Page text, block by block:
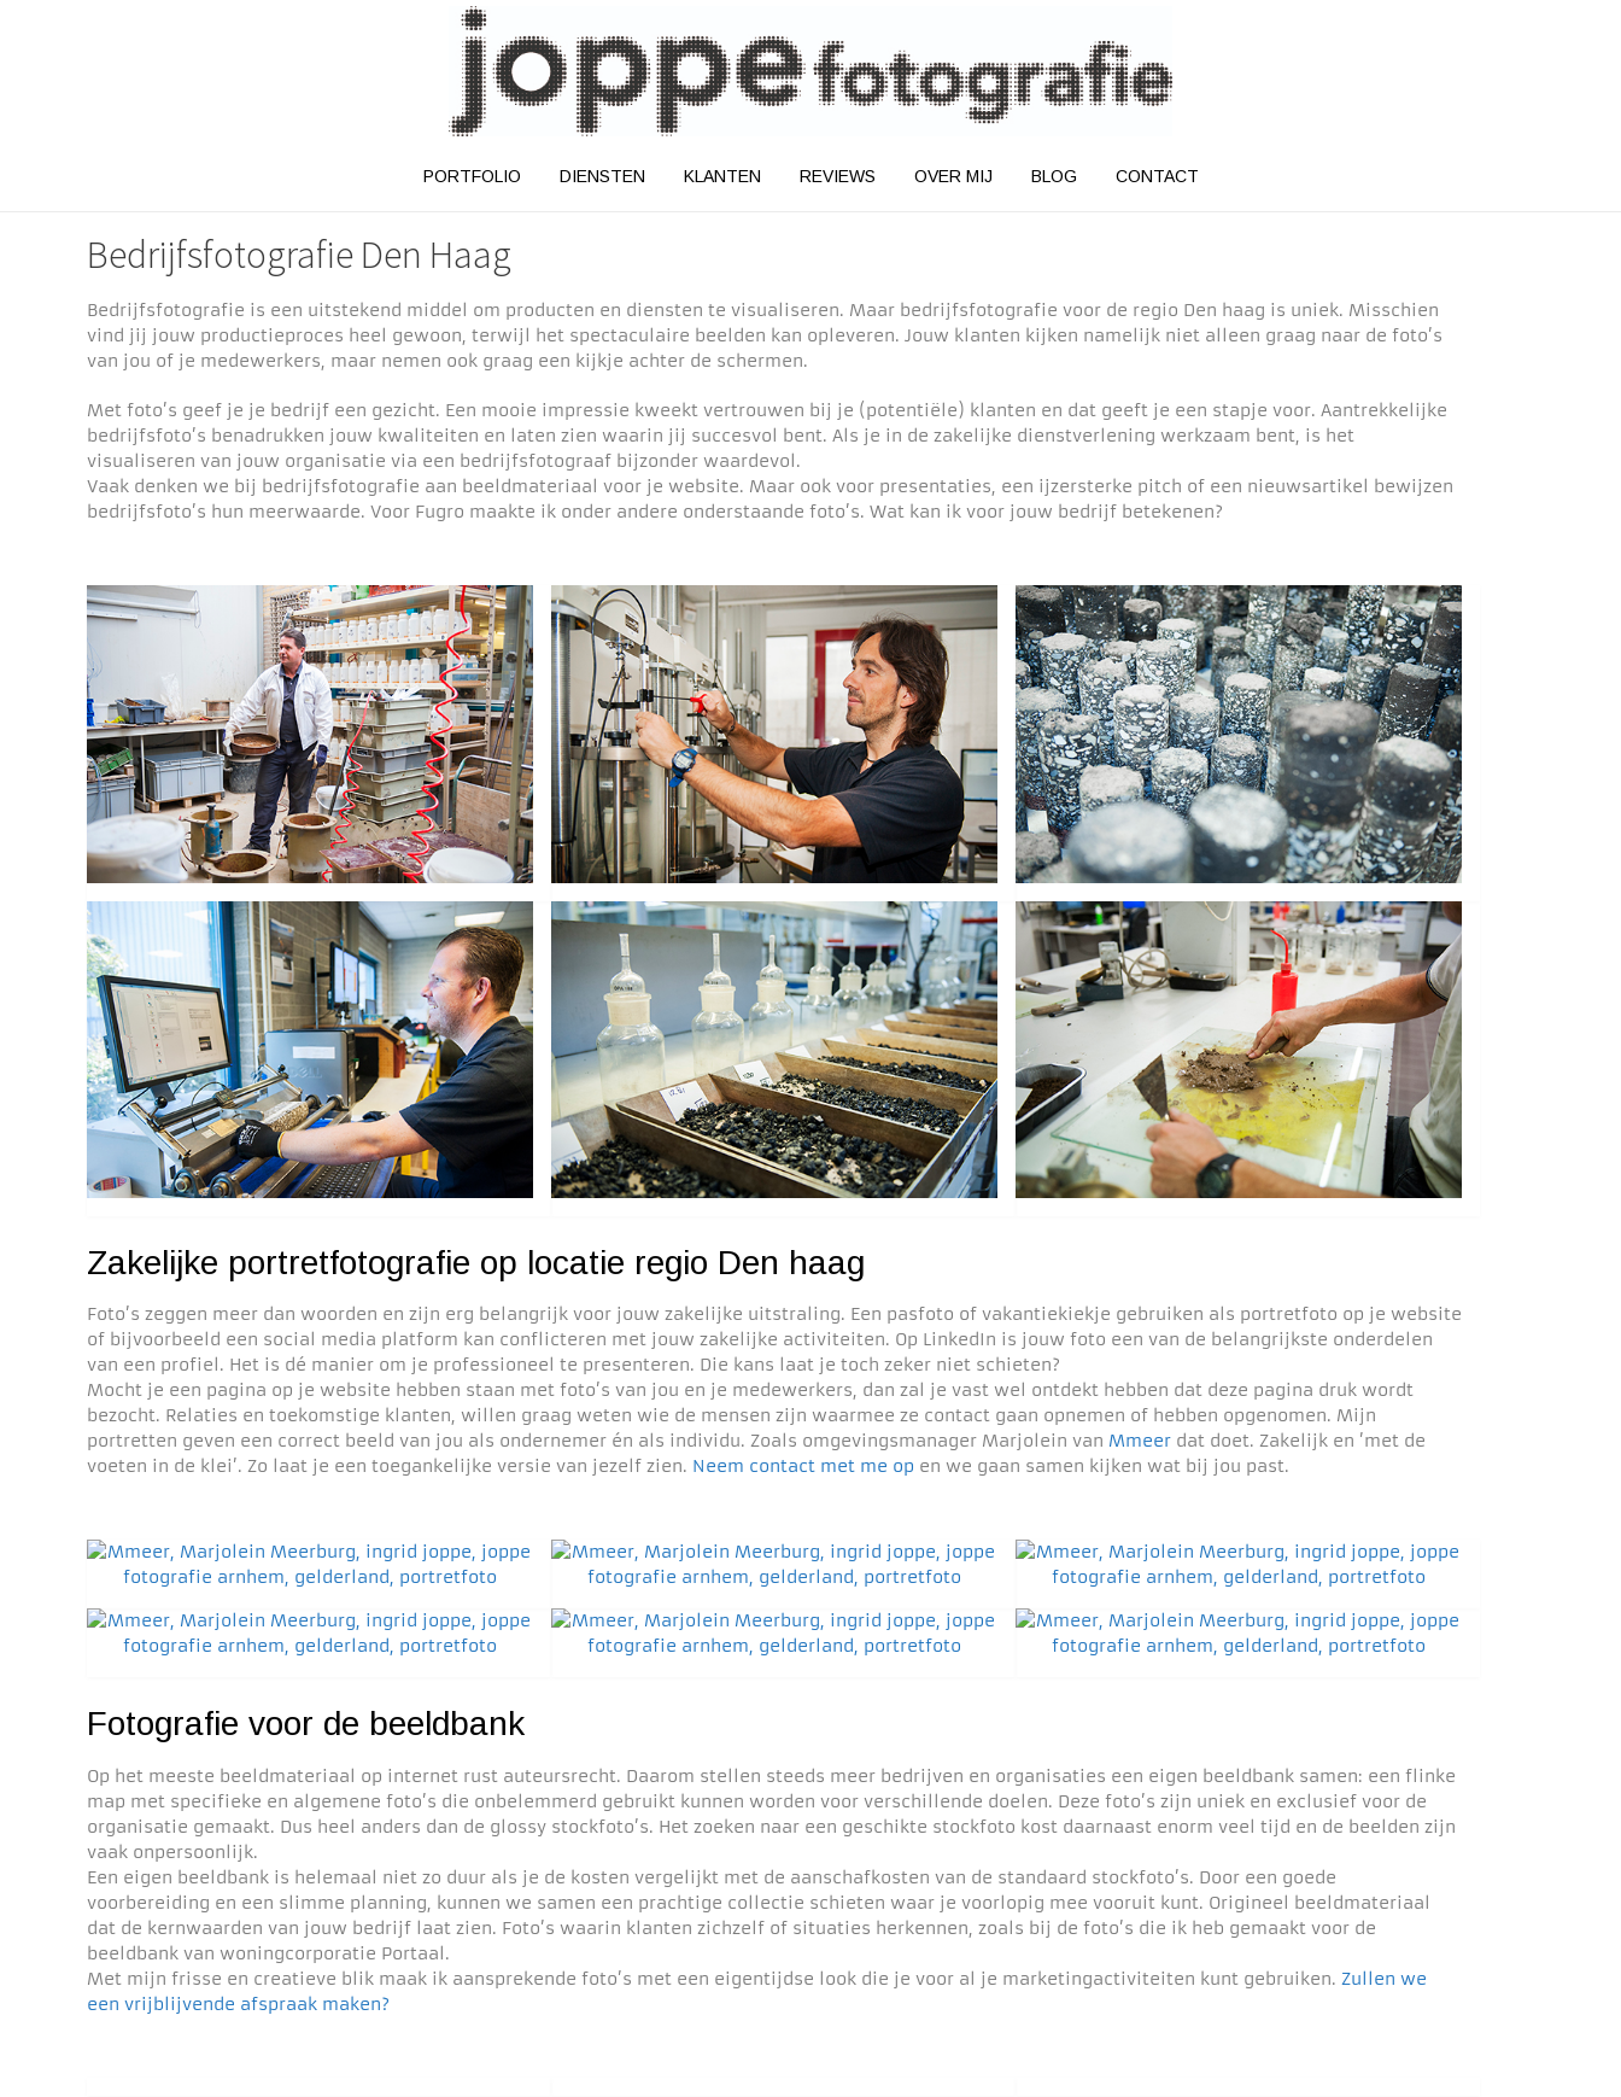
PORTFOLIO DIENSTEN KLANTEN REVIEWS OVER MIJ BLOG CONTACT
Bedrijfsfotografie Den Haag
Bedrijfsfotografie is een uitstekend middel om producten en diensten te visualiseren. Maar bedrijfsfotografie voor de regio Den haag is uniek. Misschien
vind jij jouw productieproces heel gewoon, terwijl het spectaculaire beelden kan opleveren. Jouw klanten kijken namelijk niet alleen graag naar de foto’s
van jou of je medewerkers, maar nemen ook graag een kijkje achter de schermen.
Met foto’s geef je je bedrijf een gezicht. Een mooie impressie kweekt vertrouwen bij je (potentiële) klanten en dat geeft je een stapje voor. Aantrekkelijke
bedrijfsfoto’s benadrukken jouw kwaliteiten en laten zien waarin jij succesvol bent. Als je in de zakelijke dienstverlening werkzaam bent, is het
visualiseren van jouw organisatie via een bedrijfsfotograaf bijzonder waardevol.
Vaak denken we bij bedrijfsfotografie aan beeldmateriaal voor je website. Maar ook voor presentaties, een ijzersterke pitch of een nieuwsartikel bewijzen
bedrijfsfoto’s hun meerwaarde. Voor Fugro maakte ik onder andere onderstaande foto’s. Wat kan ik voor jouw bedrijf betekenen?
Zakelijke portretfotografie op locatie regio Den haag
Foto’s zeggen meer dan woorden en zijn erg belangrijk voor jouw zakelijke uitstraling. Een pasfoto of vakantiekiekje gebruiken als portretfoto op je website
of bijvoorbeeld een social media platform kan conflicteren met jouw zakelijke activiteiten. Op LinkedIn is jouw foto een van de belangrijkste onderdelen
van een profiel. Het is dé manier om je professioneel te presenteren. Die kans laat je toch zeker niet schieten?
Mocht je een pagina op je website hebben staan met foto’s van jou en je medewerkers, dan zal je vast wel ontdekt hebben dat deze pagina druk wordt
bezocht. Relaties en toekomstige klanten, willen graag weten wie de mensen zijn waarmee ze contact gaan opnemen of hebben opgenomen. Mijn
portretten geven een correct beeld van jou als ondernemer én als individu. Zoals omgevingsmanager Marjolein van Mmeer dat doet. Zakelijk en ’met de
voeten in de klei’. Zo laat je een toegankelijke versie van jezelf zien. Neem contact met me op en we gaan samen kijken wat bij jou past.
Fotografie voor de beeldbank
Op het meeste beeldmateriaal op internet rust auteursrecht. Daarom stellen steeds meer bedrijven en organisaties een eigen beeldbank samen: een flinke
map met specifieke en algemene foto’s die onbelemmerd gebruikt kunnen worden voor verschillende doelen. Deze foto’s zijn uniek en exclusief voor de
organisatie gemaakt. Dus heel anders dan de glossy stockfoto’s. Het zoeken naar een geschikte stockfoto kost daarnaast enorm veel tijd en de beelden zijn
vaak onpersoonlijk.
Een eigen beeldbank is helemaal niet zo duur als je de kosten vergelijkt met de aanschafkosten van de standaard stockfoto’s. Door een goede
voorbereiding en een slimme planning, kunnen we samen een prachtige collectie schieten waar je voorlopig mee vooruit kunt. Origineel beeldmateriaal
dat de kernwaarden van jouw bedrijf laat zien. Foto’s waarin klanten zichzelf of situaties herkennen, zoals bij de foto’s die ik heb gemaakt voor de
beeldbank van woningcorporatie Portaal.
Met mijn frisse en creatieve blik maak ik aansprekende foto’s met een eigentijdse look die je voor al je marketingactiviteiten kunt gebruiken. Zullen we
een vrijblijvende afspraak maken?